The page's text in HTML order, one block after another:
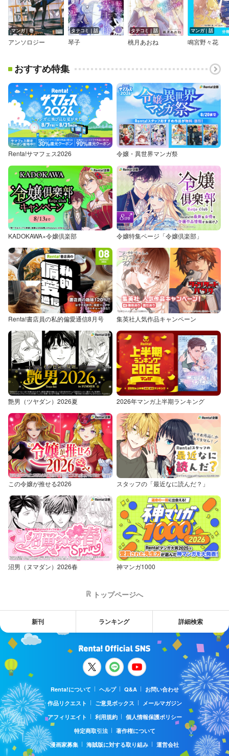
マンガ｜巻
アンソロジー
タテコミ｜話
琴子
タテコミ｜話
桃月あおね
マンガ｜話
鳴宮野々花
おすすめ特集
Renta!サマフェス2026 令嬢・異世界マンガ祭
KADOKAWA×令嬢倶楽部 令嬢特集ページ「令嬢倶楽部」
Renta!書店員の私的偏愛通信8月号 集英社人気作品キャンペーン
艶男（ツヤダン）2026夏 2026年マンガ上半期ランキング
この令嬢が推せる2026 スタッフの「最近なに読んだ？」
沼男（ヌマダン）2026春 神マンガ1000
トップページへ
新刊 ランキング 詳細検索
Renta!について ヘルプ Q&A
お問い合わせ
作品リクエスト
ご意見ボックス
メールマガジン
アフィリエイト
利用規約
個人情報保護ポリシー
特定商取引法
著作権について
漫画家募集
海賊版に対する取り組み 運営会社